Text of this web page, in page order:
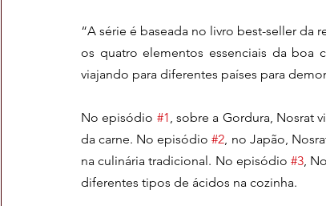
“A série é baseada no livro best-seller da
os quatro elementos essenciais da boa
viajando para diferentes países para
No episódio #1, sobre a Gordura, Nosrat
da carne. No episódio #2, no Japão,
na culinária tradicional. No episódio #3,
diferentes tipos de ácidos na cozinha.